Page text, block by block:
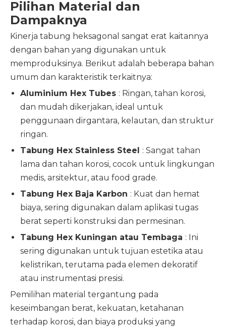
Pilihan Material dan
Dampaknya
Kinerja tabung heksagonal sangat erat kaitannya
dengan bahan yang digunakan untuk
memproduksinya. Berikut adalah beberapa bahan
umum dan karakteristik terkaitnya:
Aluminium Hex Tubes : Ringan, tahan korosi,
dan mudah dikerjakan, ideal untuk
penggunaan dirgantara, kelautan, dan struktur
ringan.
Tabung Hex Stainless Steel : Sangat tahan
lama dan tahan korosi, cocok untuk lingkungan
medis, arsitektur, atau food grade.
Tabung Hex Baja Karbon : Kuat dan hemat
biaya, sering digunakan dalam aplikasi tugas
berat seperti konstruksi dan permesinan.
Tabung Hex Kuningan atau Tembaga : Ini
sering digunakan untuk tujuan estetika atau
kelistrikan, terutama pada elemen dekoratif
atau instrumentasi presisi.
Pemilihan material tergantung pada
keseimbangan berat, kekuatan, ketahanan
terhadap korosi, dan biaya produksi yang